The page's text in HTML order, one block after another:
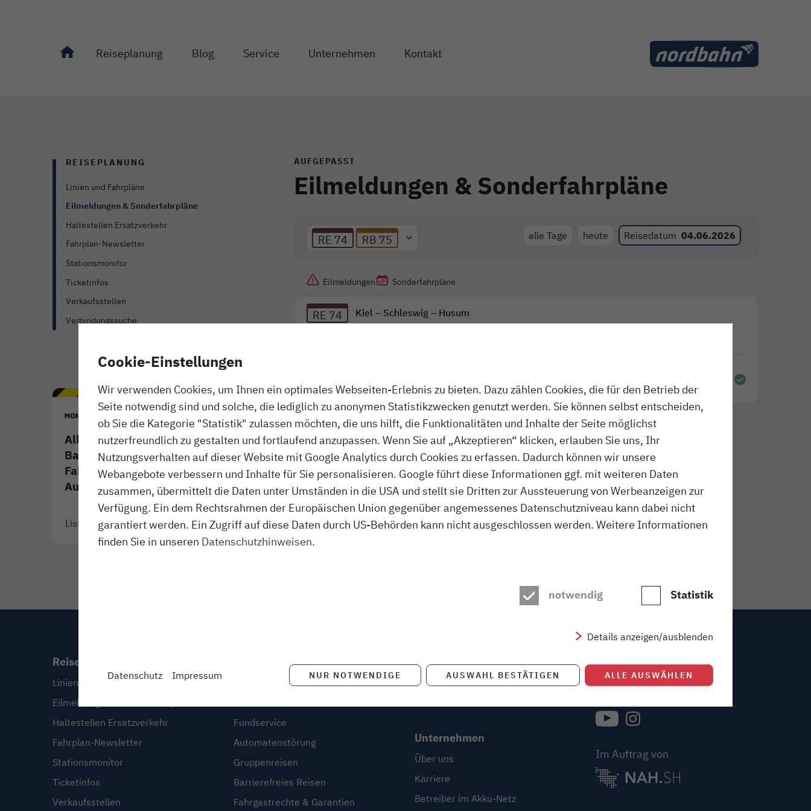
Reiseplanung Blog Service Unternehmen Kontakt
AUFGEPASST
Eilmeldungen & Sonderfahrpläne
RE 74 RB 75 alle Tage heute Reisedatum 04.06.2026
RE 74 Kiel – Schleswig – Husum
Die nordbahn wünscht eine gute Fahrt!
Eilmeldungen Sonderfahrpläne
REISEPLANUNG
Linien und Fahrpläne
Eilmeldungen & Sonderfahrpläne
Haltestellen Ersatzverkehr
Fahrplan-Newsletter
Stationsmonitor
Ticketinfos
Verkaufsstellen
Verbindungssuche
Alle angekündigten
Baumaßnahmen und
Fahrplanänderungen im
August 2026
Liste ansehen- Download als PDF
Link öffnet in neuem Fenster
Reiseplanung
Linien und Fahrpläne
Eilmeldungen & Sonderfahrpläne
Haltestellen Ersatzverkehr
Fahrplan-Newsletter
Stationsmonitor
Ticketinfos
Verkaufsstellen
Fundservice
Automatenstörung
Gruppenreisen
Barrierefreies Reisen
Fahrgastrechte & Garantien
Blog
Blog
Unternehmen
Über uns
Karriere
Betreiber im Akku-Netz
Kontakt
Im Auftrag von
Cookie-Einstellungen
Wir verwenden Cookies, um Ihnen ein optimales Webseiten-Erlebnis zu bieten. Dazu zählen Cookies, die für den Betrieb der
Seite notwendig sind und solche, die lediglich zu anonymen Statistikzwecken genutzt werden. Sie können selbst entscheiden,
ob Sie die Kategorie "Statistik" zulassen möchten, die uns hilft, die Funktionalitäten und Inhalte der Seite möglichst
nutzerfreundlich zu gestalten und fortlaufend anzupassen. Wenn Sie auf „Akzeptieren“ klicken, erlauben Sie uns, Ihr
Nutzungsverhalten auf dieser Website mit Google Analytics durch Cookies zu erfassen. Dadurch können wir unsere
Webangebote verbessern und Inhalte für Sie personalisieren. Google führt diese Informationen ggf. mit weiteren Daten
zusammen, übermittelt die Daten unter Umständen in die USA und stellt sie Dritten zur Aussteuerung von Werbeanzeigen zur
Verfügung. Ein dem Rechtsrahmen der Europäischen Union gegenüber angemessenes Datenschutzniveau kann dabei nicht
garantiert werden. Ein Zugriff auf diese Daten durch US-Behörden kann nicht ausgeschlossen werden. Weitere Informationen
finden Sie in unseren Datenschutzhinweisen.
notwendig Statistik
Details anzeigen/ausblenden
NUR NOTWENDIGE AUSWAHL BESTÄTIGEN ALLE AUSWÄHLEN
Datenschutz Impressum